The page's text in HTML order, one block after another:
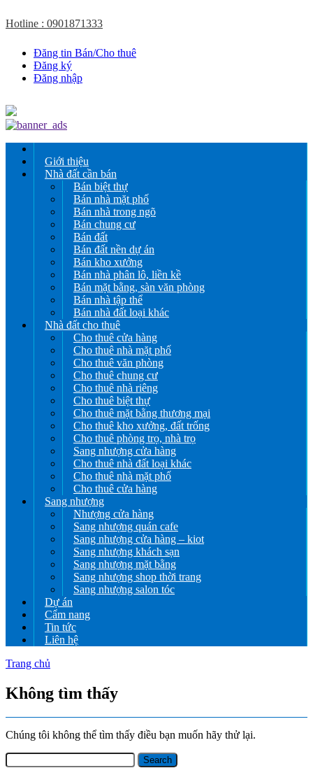
Hotline : 0901871333
Đăng tin Bán/Cho thuê
Đăng ký
Đăng nhập
Giới thiệu
Nhà đất cần bán
Bán biệt thự
Bán nhà mặt phố
Bán nhà trong ngõ
Bán chung cư
Bán đất
Bán đất nền dự án
Bán kho xưởng
Bán nhà phân lô, liền kề
Bán mặt bằng, sàn văn phòng
Bán nhà tập thể
Bán nhà đất loại khác
Nhà đất cho thuê
Cho thuê cửa hàng
Cho thuê nhà mặt phố
Cho thuê văn phòng
Cho thuê chung cư
Cho thuê nhà riêng
Cho thuê biệt thự
Cho thuê mặt bằng thương mại
Cho thuê kho xưởng, đất trống
Cho thuê phòng trọ, nhà trọ
Sang nhượng cửa hàng
Cho thuê nhà đất loại khác
Cho thuê nhà mặt phố
Cho thuê cửa hàng
Sang nhượng
Nhượng cửa hàng
Sang nhượng quán cafe
Sang nhượng cửa hàng – kiot
Sang nhượng khách sạn
Sang nhượng mặt bằng
Sang nhượng shop thời trang
Sang nhượng salon tóc
Dự án
Cẩm nang
Tin tức
Liên hệ
Trang chủ
Không tìm thấy
Chúng tôi không thể tìm thấy điều bạn muốn hãy thử lại.